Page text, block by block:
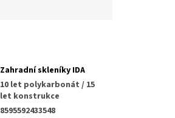
Zahradní skleníky IDA
10 let polykarbonát / 15
let konstrukce
8595592433548